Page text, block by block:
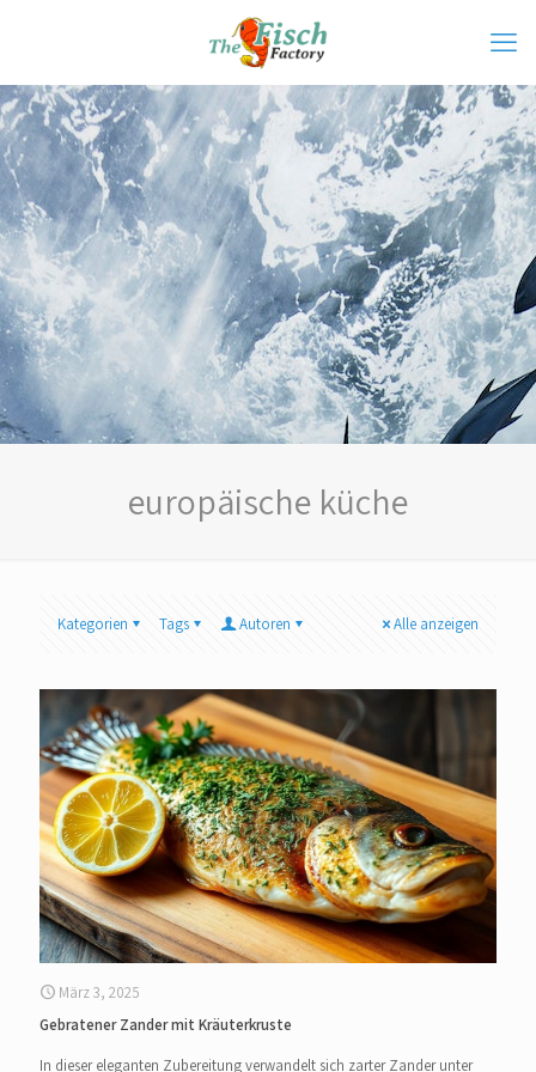
europäische küche
Kategorien Tags Autoren Alle anzeigen
März 3, 2025
Gebratener Zander mit Kräuterkruste
In dieser eleganten Zubereitung verwandelt sich zarter Zander unter